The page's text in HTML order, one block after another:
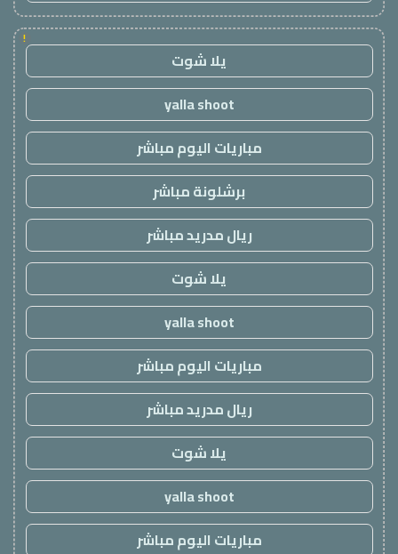
!
يلا شوت
yalla shoot
مباريات اليوم مباشر
برشلونة مباشر
ريال مدريد مباشر
يلا شوت
yalla shoot
مباريات اليوم مباشر
ريال مدريد مباشر
يلا شوت
yalla shoot
مباريات اليوم مباشر